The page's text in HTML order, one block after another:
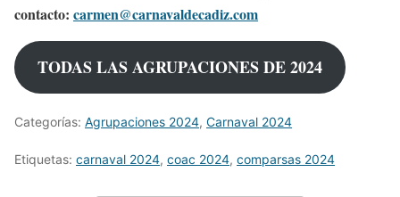
contacto: carmen@carnavaldecadiz.com
TODAS LAS AGRUPACIONES DE 2024
Categorías: Agrupaciones 2024, Carnaval 2024
Etiquetas: carnaval 2024, coac 2024, comparsas 2024